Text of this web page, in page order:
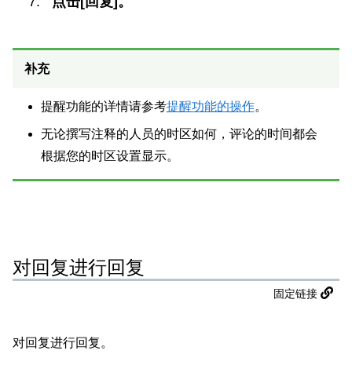
补充
提醒功能的详情请参考提醒功能的操作。
无论撰写注释的人员的时区如何，评论的时间都会
根据您的时区设置显示。
对回复进行回复
固定链接
对回复进行回复。